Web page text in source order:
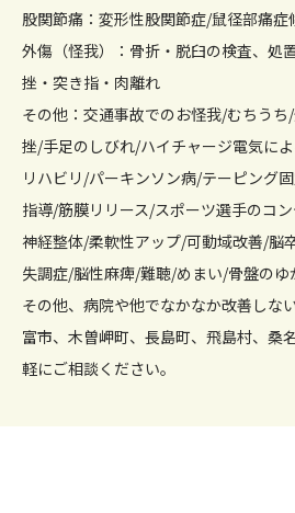
股関節痛：変形性股関節症/鼠径部痛症
外傷（怪我）：骨折・脱臼の検査、処
挫・突き指・肉離れ
その他：交通事故でのお怪我/むちう
挫/手足のしびれ/ハイチャージ電気に
リハビリ/パーキンソン病/テーピング
指導/筋膜リリース/スポーツ選手のコ
神経整体/柔軟性アップ/可動域改善/脳
失調症/脳性麻痺/難聴/めまい/骨盤のゆ
その他、病院や他でなかなか改善しな
富市、木曽岬町、長島町、飛島村、桑
軽にご相談ください。